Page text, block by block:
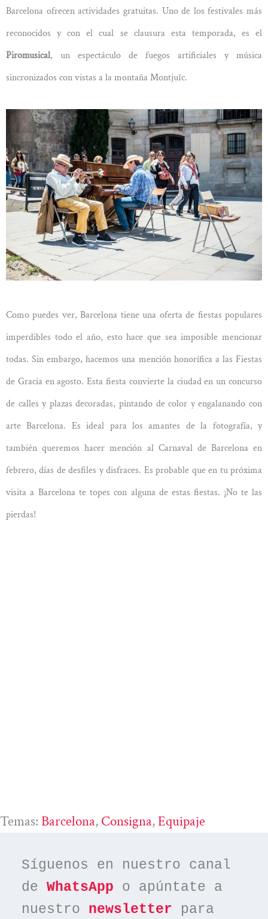
Barcelona ofrecen actividades gratuitas. Uno de los festivales más
reconocidos y con el cual se clausura esta temporada, es el
Piromusical, un espectáculo de fuegos artificiales y música
sincronizados con vistas a la montaña Montjuïc.
Como puedes ver, Barcelona tiene una oferta de fiestas populares
imperdibles todo el año, esto hace que sea imposible mencionar
todas. Sin embargo, hacemos una mención honorífica a las Fiestas
de Gracia en agosto. Esta fiesta convierte la ciudad en un concurso
de calles y plazas decoradas, pintando de color y engalanando con
arte Barcelona. Es ideal para los amantes de la fotografía, y
también queremos hacer mención al Carnaval de Barcelona en
febrero, días de desfiles y disfraces. Es probable que en tu próxima
visita a Barcelona te topes con alguna de estas fiestas. ¡No te las
pierdas!
Temas: Barcelona, Consigna, Equipaje
Síguenos en nuestro canal
de WhatsApp o apúntate a
nuestro newsletter para